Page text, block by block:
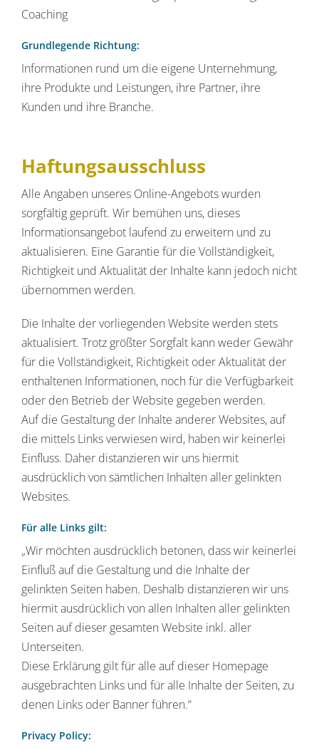
Coaching
Grundlegende Richtung:
Informationen rund um die eigene Unternehmung,
ihre Produkte und Leistungen, ihre Partner, ihre
Kunden und ihre Branche.
Haftungsausschluss
Alle Angaben unseres Online-Angebots wurden
sorgfältig geprüft. Wir bemühen uns, dieses
Informationsangebot laufend zu erweitern und zu
aktualisieren. Eine Garantie für die Vollständigkeit,
Richtigkeit und Aktualität der Inhalte kann jedoch nicht
übernommen werden.
Die Inhalte der vorliegenden Website werden stets
aktualisiert. Trotz größter Sorgfalt kann weder Gewähr
für die Vollständigkeit, Richtigkeit oder Aktualität der
enthaltenen Informationen, noch für die Verfügbarkeit
oder den Betrieb der Website gegeben werden.
Auf die Gestaltung der Inhalte anderer Websites, auf
die mittels Links verwiesen wird, haben wir keinerlei
Einfluss. Daher distanzieren wir uns hiermit
ausdrücklich von sämtlichen Inhalten aller gelinkten
Websites.
Für alle Links gilt:
„Wir möchten ausdrücklich betonen, dass wir keinerlei
Einfluß auf die Gestaltung und die Inhalte der
gelinkten Seiten haben. Deshalb distanzieren wir uns
hiermit ausdrücklich von allen Inhalten aller gelinkten
Seiten auf dieser gesamten Website inkl. aller
Unterseiten.
Diese Erklärung gilt für alle auf dieser Homepage
ausgebrachten Links und für alle Inhalte der Seiten, zu
denen Links oder Banner führen.“
Privacy Policy: